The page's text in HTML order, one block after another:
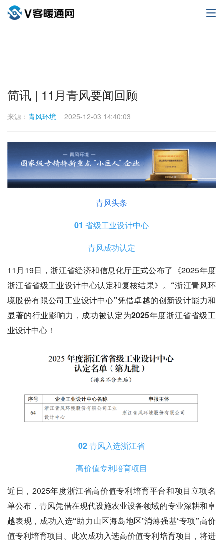
简讯 | 11月青风要闻回顾
来源： 青风环境 2025-12-03 14:40:03
青风头条
01 省级工业设计中心
青风成功认定
11月19日，浙江省经济和信息化厅正式公布了《2025年度
浙江省省级工业设计中心认定和复核结果》。 “浙江青风环
境股份有限公司工业设计中心”凭借卓越的创新设计能力和
显著的行业影响力，成功被认定为2025年度浙江省省级工
业设计中心 ！
02 青风入选浙江省
高价值专利培育项目
近日，2025年度浙江省高价值专利培育平台和项目立项名
单公布，青风凭借在现代设施农业设备领域的专业深耕和卓
越表现，成功入选“助力山区海岛地区’消薄强基‘专项”高价
值专利培育项目 。此次成功入选高价值专利培育项目，将进